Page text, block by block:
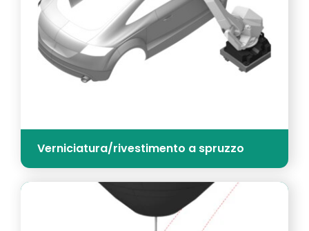
Verniciatura/rivestimento a spruzzo